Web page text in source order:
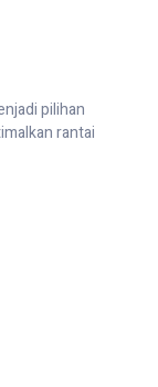
pilihan
rantai